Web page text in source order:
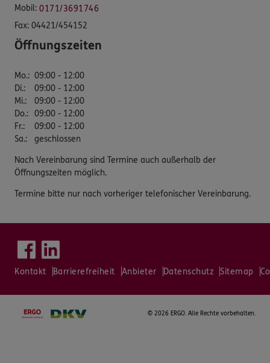
Mobil: 0171/3691746
Fax: 04421/454152
Öffnungszeiten
Mo.: 09:00 - 12:00
Di.:
09:00 - 12:00
Mi.:
09:00 - 12:00
Do.: 09:00 - 12:00
Fr.:
09:00 - 12:00
Sa.: geschlossen
Nach Vereinbarung sind Termine auch außerhalb der
Öffnungszeiten möglich.
Termine bitte nur nach vorheriger telefonischer Vereinbarung.
Kontakt Barrierefreiheit Anbieter Datenschutz Sitemap
© 2026 ERGO. Alle Rechte vorbehalten.